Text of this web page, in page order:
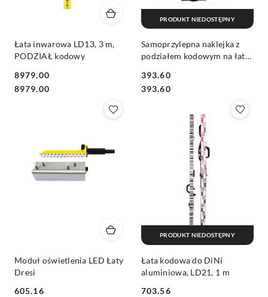
Łata inwarowa LD13, 3 m,
PODZIAŁ kodowy
Cena:
8979.00
Cena:
8979.00
Samoprzylepna naklejka z
podziałem kodowym na łatę
Cena:
393.60
Cena:
393.60
PRODUKT NIEDOSTĘPNY
Moduł oświetlenia LED Łaty
Dresi
605.16
Łata kodowa do DiNi
aluminiowa, LD21, 1 m
703.56
PRODUKT NIEDOSTĘPNY